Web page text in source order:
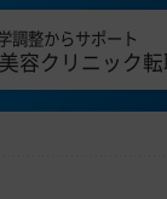
調整からサポート
美容クリニック